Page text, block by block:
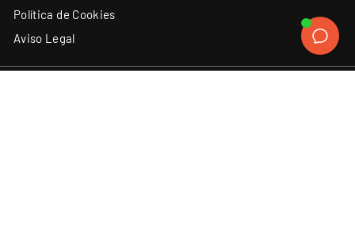
Política de Cookies
Aviso Legal